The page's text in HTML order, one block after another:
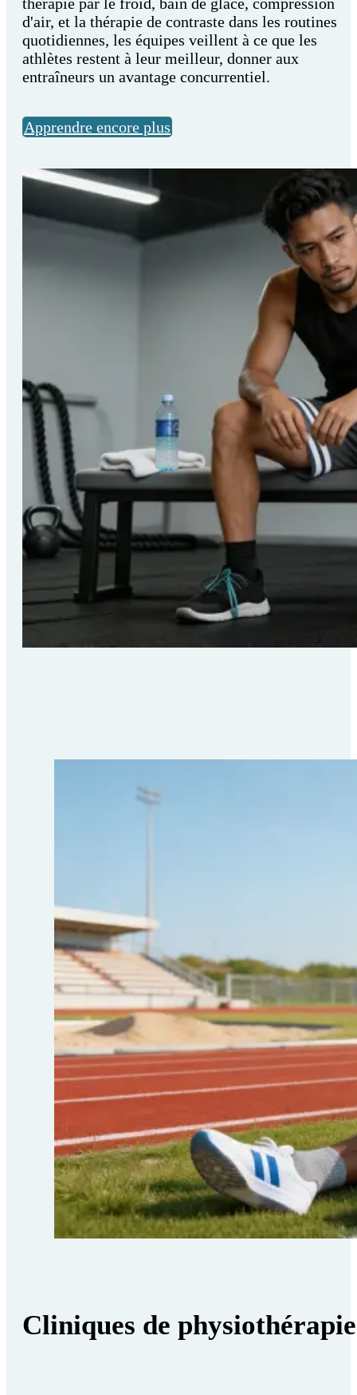
d'air, et la thérapie de contraste dans les routines
quotidiennes, les équipes veillent à ce que les
athlètes restent à leur meilleur, donner aux
entraîneurs un avantage concurrentiel.
Apprendre encore plus
Cliniques de physiothérapie